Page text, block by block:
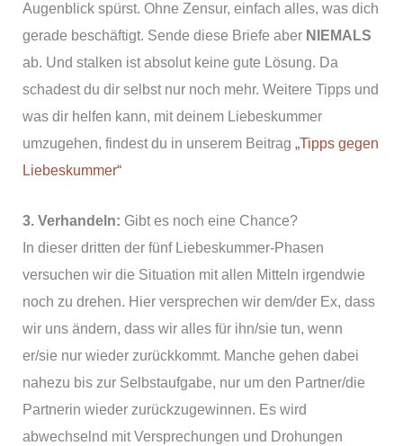
Augenblick spürst. Ohne Zensur, einfach alles, was dich
gerade beschäftigt. Sende diese Briefe aber NIEMALS
ab. Und stalken ist absolut keine gute Lösung. Da
schadest du dir selbst nur noch mehr. Weitere Tipps und
was dir helfen kann, mit deinem Liebeskummer
umzugehen, findest du in unserem Beitrag„Tipps gegen
Liebeskummer“
3. Verhandeln: Gibt es noch eine Chance?
In dieser dritten der fünf Liebeskummer-Phasen
versuchen wir die Situation mit allen Mitteln irgendwie
noch zu drehen. Hier versprechen wir dem/der Ex, dass
wir uns ändern, dass wir alles für ihn/sie tun, wenn
er/sie nur wieder zurückkommt. Manche gehen dabei
nahezu bis zur Selbstaufgabe, nur um den Partner/die
Partnerin wieder zurückzugewinnen. Es wird
abwechselnd mit Versprechungen und Drohungen